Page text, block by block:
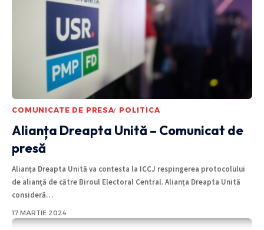
COMUNICATE DE PRESA POLITICA
Alianța Dreapta Unită – Comunicat de
presă
Alianța Dreapta Unită va contesta la ICCJ respingerea protocolului
de alianță de către Biroul Electoral Central. Alianța Dreapta Unită
consideră…
17 MARTIE 2024